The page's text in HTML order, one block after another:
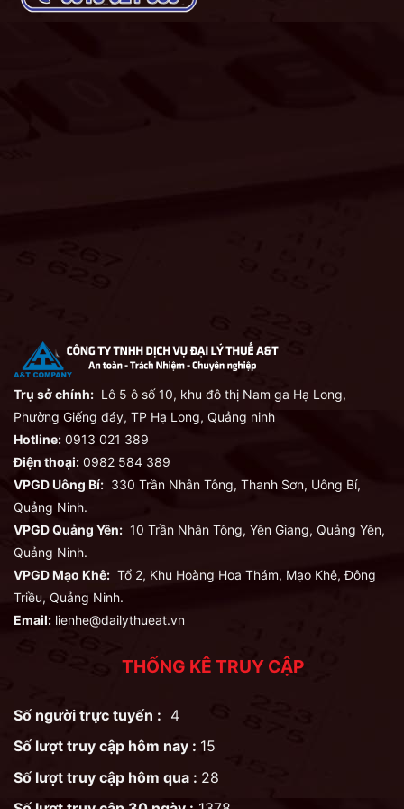
Trụ sở chính: Lô 5 ô số 10, khu đô thị Nam ga Hạ Long,
Phường Giếng đáy, TP Hạ Long, Quảng ninh
Hotline: 0913 021 389
Điện thoại: 0982 584 389
VPGD Uông Bí: 330 Trần Nhân Tông, Thanh Sơn, Uông Bí,
Quảng Ninh.
VPGD Quảng Yên: 10 Trần Nhân Tông, Yên Giang, Quảng Yên,
Quảng Ninh.
VPGD Mạo Khê: Tổ 2, Khu Hoàng Hoa Thám, Mạo Khê, Đông
Triều, Quảng Ninh.
Email: lienhe@dailythueat.vn
THỐNG KÊ TRUY CẬP
Số người trực tuyến : 4
Số lượt truy cập hôm nay : 15
Số lượt truy cập hôm qua : 28